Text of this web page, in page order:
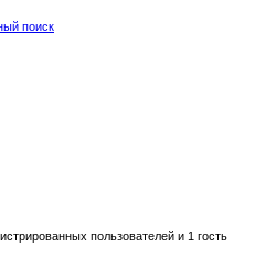
поиск
пользователей и 1 гость